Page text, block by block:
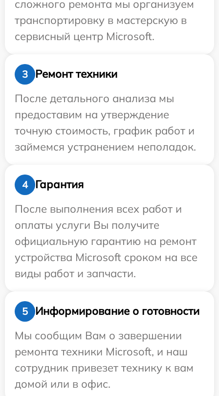
сложного ремонта мы организуем
транспортировку в мастерскую в
сервисный центр Microsoft.
3
Ремонт техники
После детального анализа мы
предоставим на утверждение
точную стоимость, график работ и
займемся устранением неполадок.
4
Гарантия
После выполнения всех работ и
оплаты услуги Вы получите
официальную гарантию на ремонт
устройства Microsoft сроком на все
виды работ и запчасти.
5
Информирование о готовности
Мы сообщим Вам о завершении
ремонта техники Microsoft, и наш
сотрудник привезет технику к вам
домой или в офис.